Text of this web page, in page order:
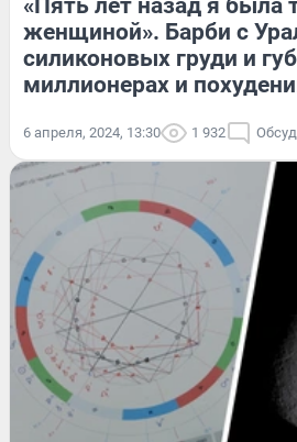
«Пять лет назад я была
женщиной». Барби с
силиконовых груди и
миллионерах и
6 апреля, 2024, 13:30 1 932